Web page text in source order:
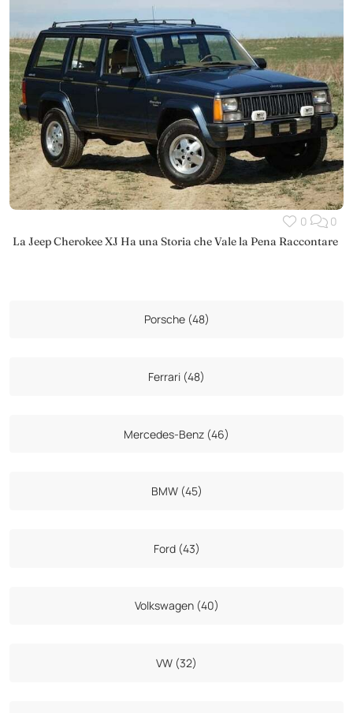
0 0
La Jeep Cherokee XJ Ha una Storia che Vale la Pena Raccontare
Porsche (48)
Ferrari (48)
Mercedes-Benz (46)
BMW (45)
Ford (43)
Volkswagen (40)
VW (32)